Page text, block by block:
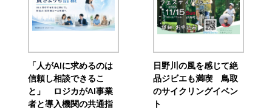
「人がAIに求めるのは
信頼し相談できるこ
と」 ロジカがAI事業
者と導入機関の共通指
日野川の風を感じて絶
品ジビエも満喫 鳥取
のサイクリングイベン
ト